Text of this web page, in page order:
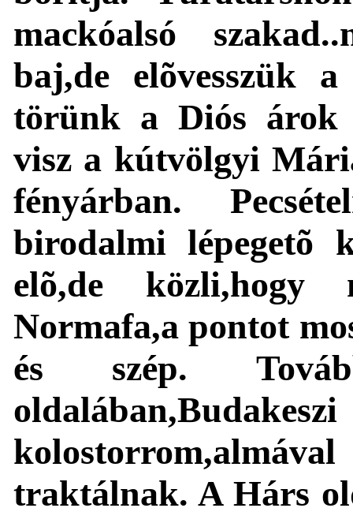
mackóalsó
baj,de elõvesszük
törünk a Diós árok
visz a kútvölgyi
fényárban.
birodalmi lépegetõ
elõ,de
Normafa,a pontot
és szép.
traktálnak. A Hárs